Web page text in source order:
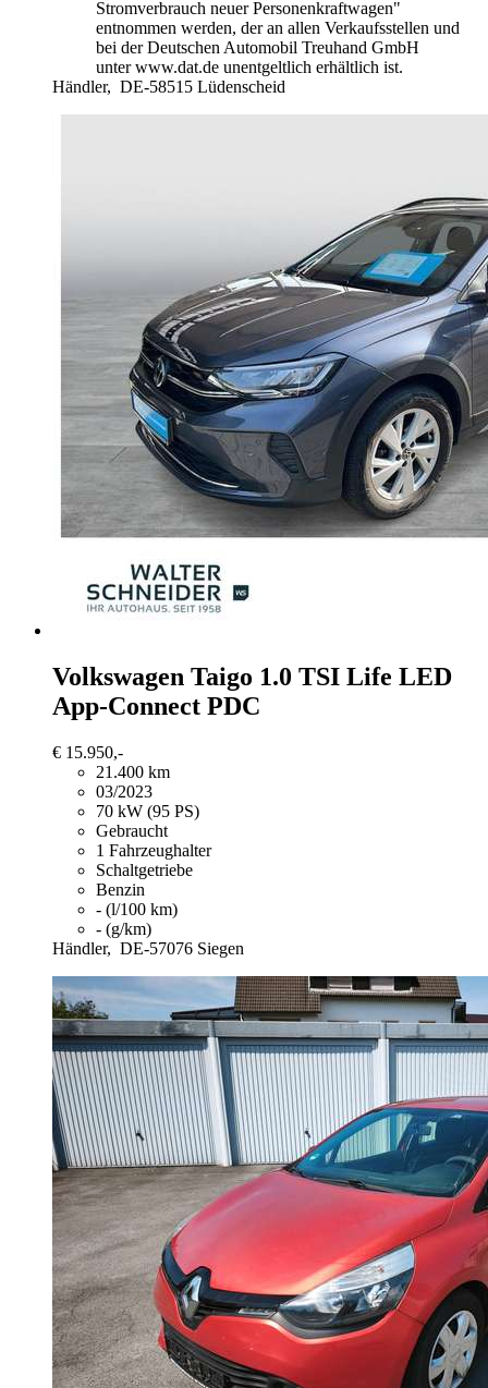
Stromverbrauch neuer Personenkraftwagen"
entnommen werden, der an allen Verkaufsstellen und
bei der Deutschen Automobil Treuhand GmbH
unter www.dat.de unentgeltlich erhältlich ist.
Händler, DE-58515 Lüdenscheid
Volkswagen Taigo 1.0 TSI Life LED
App-Connect PDC
€ 15.950,-
21.400 km
03/2023
70 kW (95 PS)
Gebraucht
1 Fahrzeughalter
Schaltgetriebe
Benzin
- (l/100 km)
- (g/km)
Händler, DE-57076 Siegen